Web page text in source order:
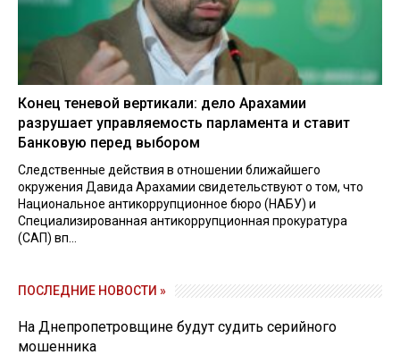
Конец теневой вертикали: дело Арахамии
разрушает управляемость парламента и ставит
Банковую перед выбором
Следственные действия в отношении ближайшего
окружения Давида Арахамии свидетельствуют о том, что
Национальное антикоррупционное бюро (НАБУ) и
Специализированная антикоррупционная прокуратура
(САП) вп...
ПОСЛЕДНИЕ НОВОСТИ »
На Днепропетровщине будут судить серийного
мошенника